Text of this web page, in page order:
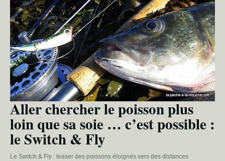
Aller chercher le poisson plus
loin que sa soie … c’est possible :
le Switch & Fly
Le Switch & Fly : teaser des poissons éloignés vers des distances